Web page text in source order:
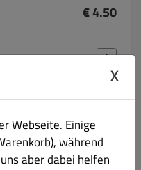
€ 4.50
€ 6.90
Dressing
X
Webseite. Einige
während
aber dabei helfen